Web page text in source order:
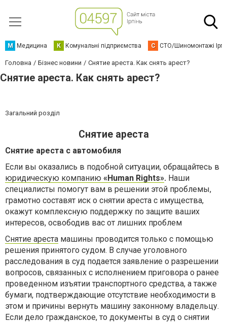
М Медицина К Комунальні підприємства С СТО/Шиномонтажі
Головна Бізнес новини Снятие ареста. Как снять арест?
Снятие ареста. Как снять арест?
Загальний розділ
Снятие ареста
Снятие ареста с автомобиля
Если вы оказались в подобной ситуации, обращайтесь в
юридическую компанию «Human Rights». Наши
специалисты помогут вам в решении этой проблемы,
грамотно составят иск о снятии ареста с имущества,
окажут комплексную поддержку по защите ваших
интересов, освободив вас от лишних проблем
Снятие ареста машины проводится только с помощью
решения принятого судом. В случае уголовного
расследования в суд подается заявление о разрешении
вопросов, связанных с исполнением приговора о ранее
проведенном изъятии транспортного средства, а также
бумаги, подтверждающие отсутствие необходимости в
этом и причины вернуть машину законному владельцу.
Если дело гражданское, то документы в суд о снятии